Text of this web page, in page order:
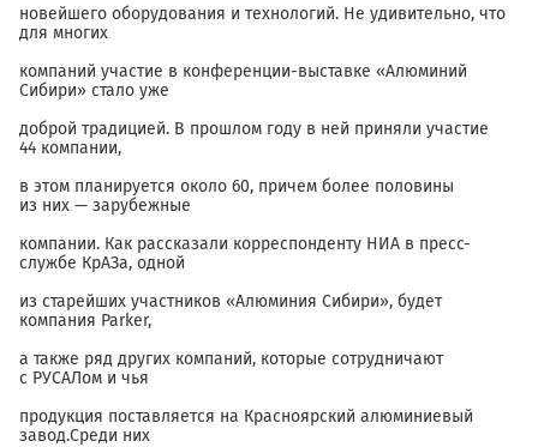
новейшего оборудования и технологий. Не удивительно, что
для многих
компаний участие в конференции-выставке «Алюминий
Сибири» стало уже
доброй традицией. В прошлом году в ней приняли участие
44 компании,
в этом планируется около 60, причем более половины
из них — зарубежные
компании. Как рассказали корреспонденту НИА в пресс-
службе КрАЗа, одной
из старейших участников «Алюминия Сибири», будет
компания Parker,
а также ряд других компаний, которые сотрудничают
с РУСАЛом и чья
продукция поставляется на Красноярский алюминиевый
завод.Среди них